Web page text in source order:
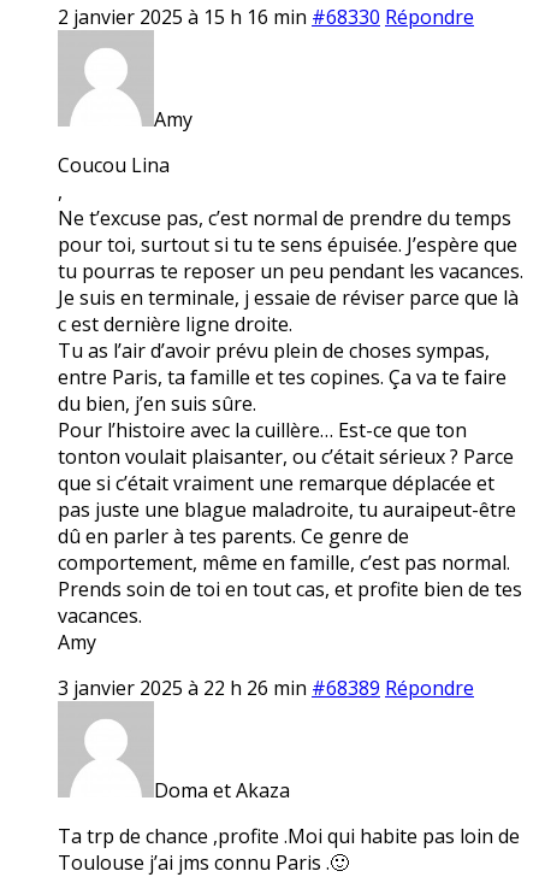
2 janvier 2025 à 15 h 16 min #68330 Répondre
Amy
Coucou Lina
,
Ne t’excuse pas, c’est normal de prendre du temps
pour toi, surtout si tu te sens épuisée. J’espère que
tu pourras te reposer un peu pendant les vacances.
Je suis en terminale, j essaie de réviser parce que là
c est dernière ligne droite.
Tu as l’air d’avoir prévu plein de choses sympas,
entre Paris, ta famille et tes copines. Ça va te faire
du bien, j’en suis sûre.
Pour l’histoire avec la cuillère… Est-ce que ton
tonton voulait plaisanter, ou c’était sérieux ? Parce
que si c’était vraiment une remarque déplacée et
pas juste une blague maladroite, tu auraipeut-être
dû en parler à tes parents. Ce genre de
comportement, même en famille, c’est pas normal.
Prends soin de toi en tout cas, et profite bien de tes
vacances.
Amy
3 janvier 2025 à 22 h 26 min #68389 Répondre
Doma et Akaza
Ta trp de chance ,profite .Moi qui habite pas loin de
Toulouse j’ai jms connu Paris .🙂